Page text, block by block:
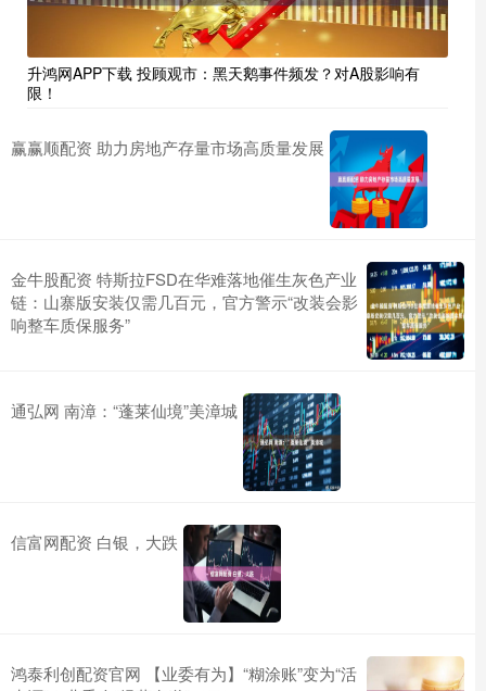
升鸿网APP下载 投顾观市：黑天鹅事件频发？对A股影响有
限！
赢赢顺配资 助力房地产存量市场高质量发展
金牛股配资 特斯拉FSD在华难落地催生灰色产业
链：山寨版安装仅需几百元，官方警示“改装会影
响整车质保服务”
通弘网 南漳：“蓬莱仙境”美漳城
信富网配资 白银，大跌
鸿泰利创配资官网 【业委有为】“糊涂账”变为“活